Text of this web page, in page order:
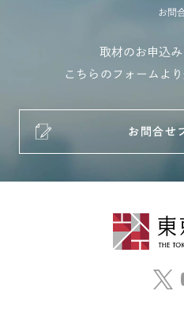
お問
取材のお申込
こちらのフォームよ
お問合せ